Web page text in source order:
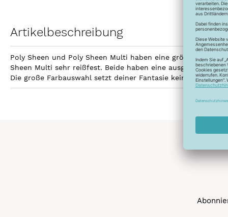
Artikelbeschreibung
Poly Sheen und Poly Sheen Multi haben eine größere
Sheen Multi sehr reißfest. Beide haben eine
Die große Farbauswahl setzt deiner Fantasie keine Grenzen